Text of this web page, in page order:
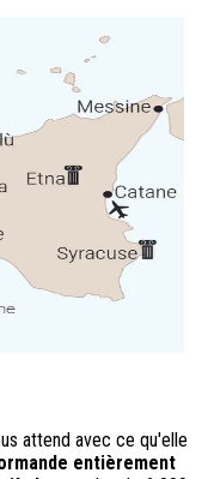
attend avec ce qu'elle
entièrement